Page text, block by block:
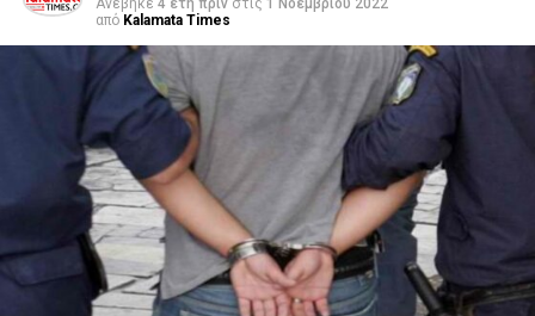
Ανέβηκε 4 έτη πριν στις 1 Νοεμβρίου 2022
από Kalamata Times